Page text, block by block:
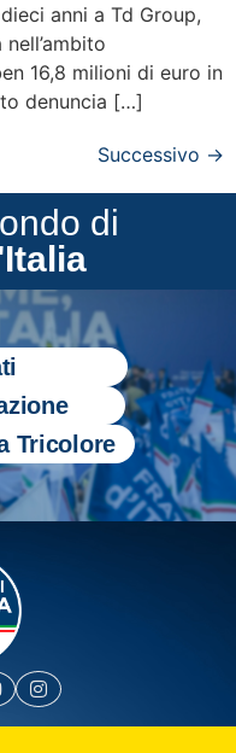
anni a Td Group,
16,8 milioni di euro in
denuncia […]
Successivo →
di
Tricolore